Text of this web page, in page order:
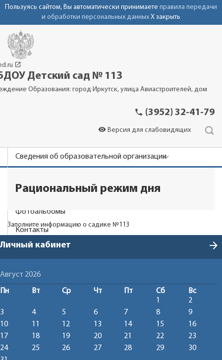
Пользуясь сайтом, Вы автоматически принимаете правила передачи
и обработки персональных данных X закрыть
launch
Детский сад № 113
Образования: город Иркутск, улица Авиастроителей, дом
phone (3952) 32-41-79
visibility Версия для слабовидящих
Сведения об образовательной организации
Родителям
Фотоальбомы
Контакты
Рациональный режим дня
Заполните информацию о садике №113
Личный кабинет arrow_forward
Август 2026
Пн Вт Ср Чт Пт Сб
Вс
1
2
3
4 5 6 7 8
9
10
11 12 13 14 15
16
17
18 19 20 21 22
23
24
25 26 27 28 29
30